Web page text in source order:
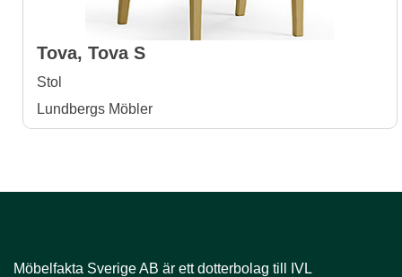
Tova, Tova S
Stol
Lundbergs Möbler
Möbelfakta Sverige AB är ​​​​​​​ett dotterbolag till IVL